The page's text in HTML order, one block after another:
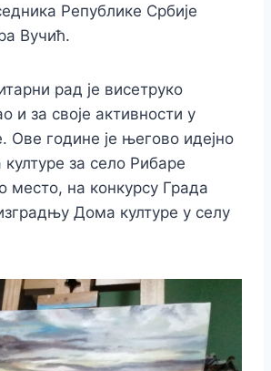
Републике Србије
Вучић.
рад је висетруко
и за своје активности у
Ове године је његово идејно
за село Рибаре
место, на конкурсу Града
Дома културе у селу